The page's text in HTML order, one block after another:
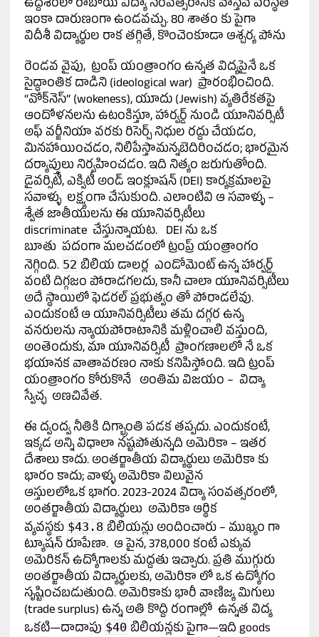
ఉద్దేశంలో రాబోయే విద్యా సంవత్సరానికి వాస్తవ పరిస్థితి
ఇంకా దారుణంగా ఉండవచ్చు. 80 శాతం కు పైగా
విదీశీ విద్యార్థుల రాక తగ్గితే, కొంచెంకూడా ఆశ్చర్య పోను
రెండవ వైపు, ట్రంప్ యంత్రాంగం ఉన్నత విద్యపైనే ఒక
సైద్ధాంతిక దాడిని (ideological war) ప్రారంభించింది.
“వోక్‌నెస్” (wokeness), యూదు (Jewish) వ్యతిరేకతపై
ఆందోళనలను ఉటంకిస్తూ, హార్వర్డ్ నుండి యూనివర్సిటీ
అఫ్ వర్జీనియా వరకు రిసెర్చ్ నిధుల రద్దు చేయడం,
మినహాయించడం, నిలిపేస్తామన్నబెదిరించడం; భారమైన
దర్యాప్తులు నిర్వహించడం. ఇది నిత్యం జరుగుతోంది.
డైవర్సిటీ, ఎక్విటీ అండ్ ఇంక్లూషన్ (DEI) కార్యక్రమాలపై
సవాళ్ళు లక్ష్యంగా చేసుకుంది. ఎలాంటివి ఆ సవాళ్ళు –
శ్వేత జాతీయులను ఈ యూనివర్సిటీలు
discriminate చేస్తున్నాయట. DEI ను ఒక
బూతు పదంగా మలచడంలో ట్రంప్ర్ యంత్రాంగం
నెగ్గింది. 52 బిలియ డాలర్ల ఎండోమెంట్ ఉన్న హార్వర్డ్
వంటి దిగ్గజం పోరాడగలదు, కానీ చాలా యూనివర్సిటీలు
అదే స్థాయిలో ఫెడరల్ ప్రభుత్వం తో పోరాడలేవు.
ఎందుకంటే ఆ యూనివర్సిటీలు తమ దగ్గర ఉన్న
వనరులను న్యాయపోరాటానికి మళ్లించాలి వస్తుంది,
అంతెందుకు, మా యూనివర్సిటీ ప్రాంగణాలలో నే ఒక
భయానక వాతావరణం నాకు కనిపిస్తోంది. ఇది ట్రంప్
యంత్రాంగం కోరుకొనే అంతిమ విజయం – విద్యా
స్వేచ్ఛ అణచివేత.
ఈ ద్వంద్వ నీతికి దిగ్భ్రాంతి పడక తప్పదు. ఎందుకంటే,
ఇక్కడ అన్ని విధాలా నష్టపోతున్నది అమెరికా – ఇతర
దేశాలు కాదు. అంతర్జాతీయ విద్యార్థులు అమెరికా కు
భారం కాదు; వాళ్ళు అమెరికా విలువైన
ఆస్తులలోఒక భాగం. 2023-2024 విద్యా సంవత్సరంలో,
అంతర్జాతీయ విద్యార్థులు అమెరికా ఆర్థిక
వ్యవస్థకు $43.8 బిలియన్లు అందించారు – ముఖ్యం గా
ట్యూషన్ రూపేణా. ఆ పైన, 378,000 కంటే ఎక్కువ
అమెరికన్ ఉద్యోగాలకు మద్దతు ఇచ్చారు. ప్రతి ముగ్గురు
అంతర్జాతీయ విద్యార్థులకు, అమెరికా లో ఒక ఉద్యోగం
సృష్టించబడుతుంది. అమెరికాకు భారీ వాణిజ్య మిగులు
(trade surplus) ఉన్న అతి కొద్ది రంగాల్లో ఉన్నత విద్య
ఒకటి—దాదాపు $40 బిలియన్లకు పైగా—ఇది goods